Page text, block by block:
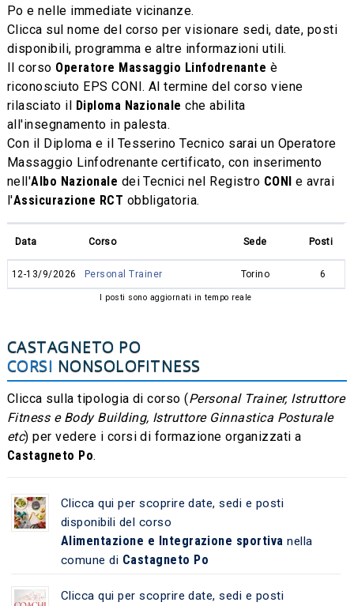
Po e nelle immediate vicinanze.
Clicca sul nome del corso per visionare sedi, date, posti
disponibili, programma e altre informazioni utili.
Il corso Operatore Massaggio Linfodrenante è
riconosciuto EPS CONI. Al termine del corso viene
rilasciato il Diploma Nazionale che abilita
all'insegnamento in palesta.
Con il Diploma e il Tesserino Tecnico sarai un Operatore
Massaggio Linfodrenante certificato, con inserimento
nell'Albo Nazionale dei Tecnici nel Registro CONI e avrai
l'Assicurazione RCT obbligatoria.
Data Corso Sede Posti
12-13/9/2026 Personal Trainer Torino 6
I posti sono aggiornati in tempo reale
CASTAGNETO PO
CORSI NONSOLOFITNESS
Clicca sulla tipologia di corso (Personal Trainer, Istruttore
Fitness e Body Building, Istruttore Ginnastica Posturale
etc) per vedere i corsi di formazione organizzati a
Castagneto Po.
Clicca qui per scoprire date, sedi e posti
disponibili del corso
Alimentazione e Integrazione sportiva nella
comune di Castagneto Po
Clicca qui per scoprire date, sedi e posti